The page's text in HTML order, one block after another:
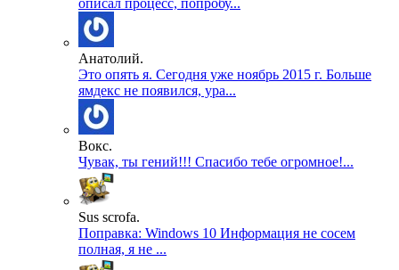
описал процесс, попробу...
Анатолий.
Это опять я. Сегодня уже ноябрь 2015 г. Больше
ямдекс не появился, ура...
Вокс.
Чувак, ты гений!!! Спасибо тебе огромное!...
Sus scrofa.
Поправка: Windows 10 Информация не сосем
полная, я не ...